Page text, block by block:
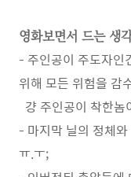
영화보면서 드는 생
- 주인공이 주도자인
위해 모든 위험을 감
걍 주인공이 착한
- 마지막 닐의 정체
ㅠ.ㅜ;